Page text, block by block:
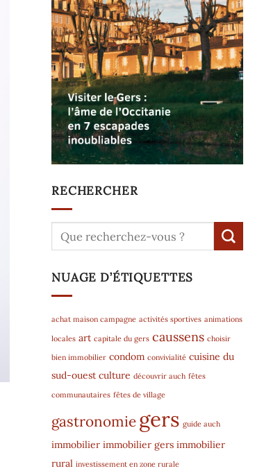
RECHERCHER
NUAGE D’ÉTIQUETTES
achat maison campagne activités sportives animations
locales art capitale du gers caussens choisir
bien immobilier condom convivialité cuisine du
sud-ouest culture découvrir auch fêtes
communautaires fêtes de village
gastronomiegers guide auch
immobilier immobilier gers immobilier
rural investissement en zone rurale